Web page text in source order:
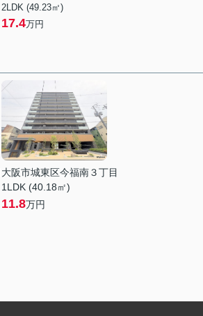
2LDK (49.23㎡)
17.4万円
大阪市城東区今福南３丁目
1LDK (40.18㎡)
11.8万円